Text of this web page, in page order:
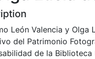
León Valencia y Olga
del Patrimonio
de la